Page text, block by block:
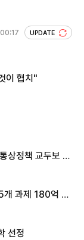
UPDATE
이 협치"
상정책 교두보 활
개 과제 180억 지
선정